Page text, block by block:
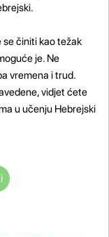
se činiti kao težak
je. Ne
vremena i trud.
vidjet ćete
u učenju Hebrejski